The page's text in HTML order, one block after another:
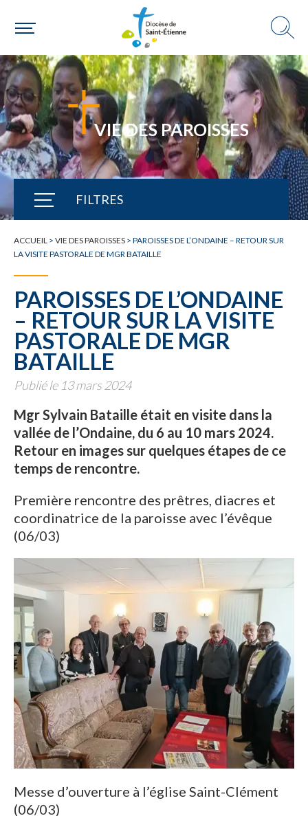
VIE DES PAROISSES
FILTRES
TOUTE L'ACTUALITÉ
ACCUEIL > VIE DES PAROISSES > PAROISSES DE L’ONDAINE – RETOUR SUR
LA VISITE PASTORALE DE MGR BATAILLE
PAROISSES DE L’ONDAINE
– RETOUR SUR LA VISITE
PASTORALE DE MGR
BATAILLE
Publié le 13 mars 2024
Mgr Sylvain Bataille était en visite dans la
vallée de l’Ondaine, du 6 au 10 mars 2024.
Retour en images sur quelques étapes de ce
temps de rencontre.
Première rencontre des prêtres, diacres et
coordinatrice de la paroisse avec l’évêque
(06/03)
Messe d’ouverture à l’église Saint-Clément
(06/03)